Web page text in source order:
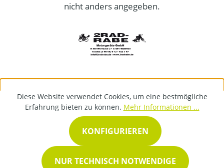
nicht anders angegeben.
Diese Website verwendet Cookies, um eine bestmögliche
Erfahrung bieten zu können. Mehr Informationen ...
NUR TECHNISCH NOTWENDIGE
KONFIGURIEREN